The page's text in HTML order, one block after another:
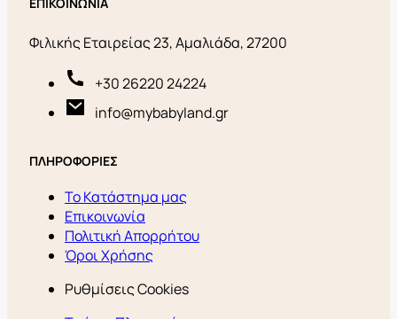
Φιλικής Εταιρείας 23, Αμαλιάδα, 27200
+30 26220 24224
info@mybabyland.gr
ΠΛΗΡΟΦΟΡΙΕΣ
Το Κατάστημα μας
Επικοινωνία
Πολιτική Απορρήτου
Όροι Χρήσης
Ρυθμίσεις Cookies